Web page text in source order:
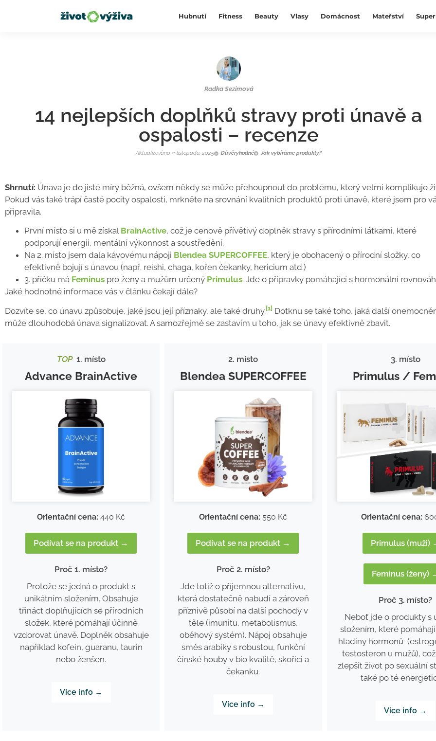
Hubnutí Fitness Beauty Vlasy Domácnost Mateřství
Radka Sezimová
14 nejlepších doplňků stravy proti únavě a
ospalosti – recenze
Aktualizováno: 4 listopadu, 2025 Důvěryhodné Jak vybíráme produkty?
Shrnutí: Únava je do jisté míry běžná, ovšem někdy se může přehoupnout do problému, který velmi komplikuje
Pokud vás také trápí časté pocity ospalosti, mrkněte na srovnání kvalitních produktů proti únavě, které jsem pro
připravila.
První místo si u mě získal BrainActive, což je cenově přívětivý doplněk stravy s přírodními látkami, které
podporují energii, mentální výkonnost a soustředění.
Na 2. místo jsem dala kávovému nápoji Blendea SUPERCOFFEE, který je obohacený o přírodní složky, co
efektivně bojují s únavou (např. reishi, chaga, kořen čekanky, hericium atd.)
3. příčku má Feminus pro ženy a mužům určený Primulus. Jde o přípravky pomáhající s hormonální
Jaké hodnotné informace vás v článku čekají dále?
Dozvíte se, co únavu způsobuje, jaké jsou její příznaky, ale také druhy. [1] Dotknu se také toho, jaká další
může dlouhodobá únava signalizovat. A samozřejmě se zastavím u toho, jak se únavy efektivně zbavit.
TOP1. místo
Advance BrainActive
Orientační cena: 440 Kč
Podívat se na produkt →
Proč 1. místo?
Protože se jedná o produkt s
unikátním složením. Obsahuje
třináct doplňujících se přírodních
složek, které pomáhají účinně
vzdorovat únavě. Doplněk obsahuje
například kofein, guaranu, taurin
nebo ženšen.
Více info →
2. místo
Blendea SUPERCOFFEE
Orientační cena: 550 Kč
Podívat se na produkt →
Proč 2. místo?
Jde totiž o příjemnou alternativu,
která dostatečně nabudí a zároveň
příznivě působí na další pochody v
těle (imunitu, metabolismus,
oběhový systém). Nápoj obsahuje
směs arabiky s robustou, funkční
čínské houby v bio kvalitě, skořici a
čekanku.
Více info →
3. místo
Primulus /
Orientační cena:
Primulus (muži)
Feminus (ženy)
Proč 3. místo?
Neboť jde o produkty s
složením, které
hladiny hormonů
testosteron u mužů),
zlepšit život po sexuální
také po té
Více info →